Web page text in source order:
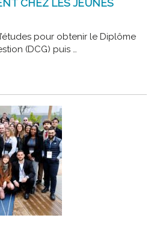
CHEZ LES JEUNES
pour obtenir le Diplôme
(DCG) puis …